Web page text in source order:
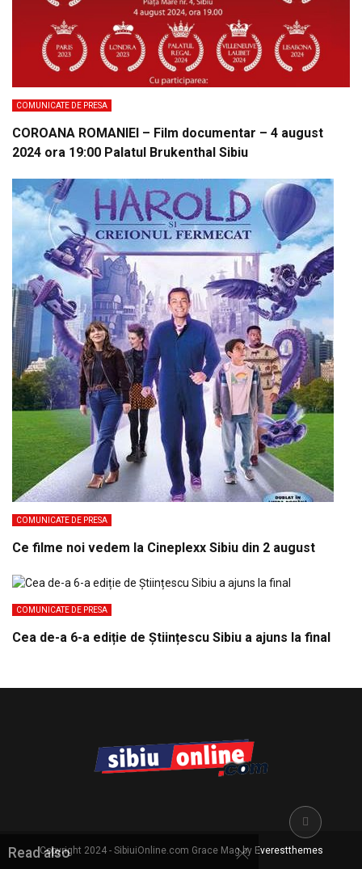
COMUNICATE DE PRESA
COROANA ROMANIEI – Film documentar – 4 august
2024 ora 19:00 Palatul Brukenthal Sibiu
COMUNICATE DE PRESA
Ce filme noi vedem la Cineplexx Sibiu din 2 august
COMUNICATE DE PRESA
Cea de-a 6-a ediție de Științescu Sibiu a ajuns la final
Copyright 2024 - SibiuiOnline.com Grace Mag by Everestthemes
Read also